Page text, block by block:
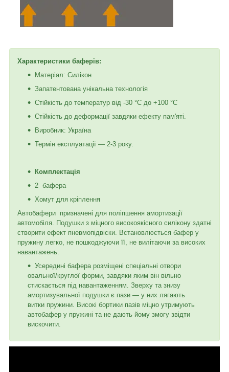
Характеристики баферів:
Матеріал: Силікон
Запатентована унікальна технологія
Стійкість до температур від -30 °C до +100 °C
Стійкість до деформації завдяки ефекту пам'яті.
Виробник: Україна
Термін експлуатації — 2-3 року.
Комплектація
2 бафера
Хомут для кріплення
Автобафери призначені для поліпшення амортизації
автомобіля. Подушки з міцного високоякісного силікону здатні
створити ефект пневмопідвіски. Встановлюється бафер у
пружину легко, не пошкоджуючи її, не вилітаючи за високих
навантажень.
Усередині бафера розміщені спеціальні отвори
овальної/круглої форми, завдяки яким він вільно
стискається під навантаженням. Зверху та знизу
амортизувальної подушки є пази — у них лягають
витки пружини. Високі бортики пазів міцно утримують
автобафер у пружині та не дають йому змогу звідти
вискочити.